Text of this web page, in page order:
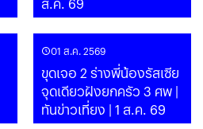
01 ส.ค. 2569
ขุดเจอ 2 ร่างพี่น้องรัสเซีย
จุดเดียวฝังยกครัว 3 ศพ |
ทันข่าวเที่ยง | 1 ส.ค. 69